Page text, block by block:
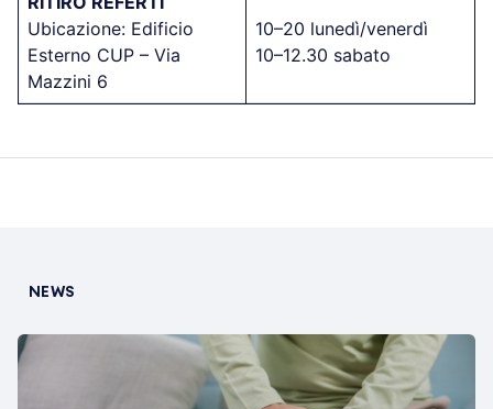
Ubicazione: Edificio
Esterno CUP – Via
Mazzini 6
10–20 lunedì/venerdì
10–12.30 sabato
NEWS